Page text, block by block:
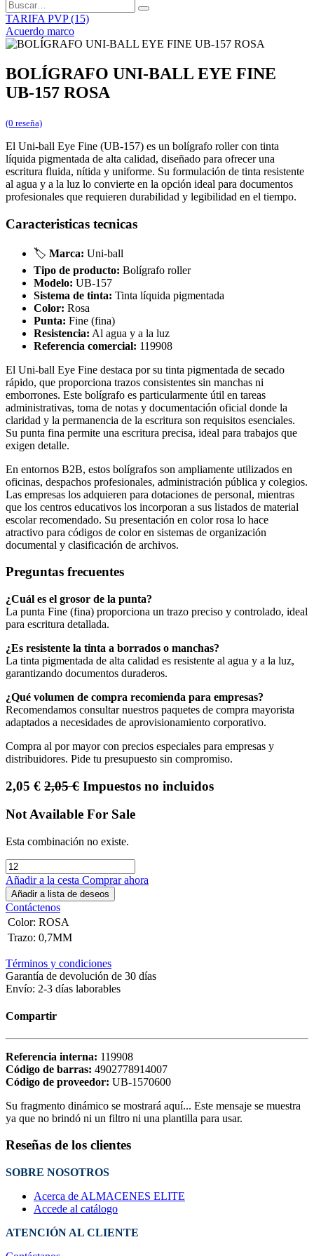
TARIFA PVP (15)
Acuerdo marco
BOLÍGRAFO UNI-BALL EYE FINE
UB-157 ROSA
(0 reseña)
El Uni-ball Eye Fine (UB-157) es un bolígrafo roller con tinta
líquida pigmentada de alta calidad, diseñado para ofrecer una
escritura fluida, nítida y uniforme. Su formulación de tinta resistente
al agua y a la luz lo convierte en la opción ideal para documentos
profesionales que requieren durabilidad y legibilidad en el tiempo.
Caracteristicas tecnicas
🏷️ Marca: Uni-ball
Tipo de producto: Bolígrafo roller
Modelo: UB-157
Sistema de tinta: Tinta líquida pigmentada
Color: Rosa
Punta: Fine (fina)
Resistencia: Al agua y a la luz
Referencia comercial: 119908
El Uni-ball Eye Fine destaca por su tinta pigmentada de secado
rápido, que proporciona trazos consistentes sin manchas ni
emborrones. Este bolígrafo es particularmente útil en tareas
administrativas, toma de notas y documentación oficial donde la
claridad y la permanencia de la escritura son requisitos esenciales.
Su punta fina permite una escritura precisa, ideal para trabajos que
exigen detalle.
En entornos B2B, estos bolígrafos son ampliamente utilizados en
oficinas, despachos profesionales, administración pública y colegios.
Las empresas los adquieren para dotaciones de personal, mientras
que los centros educativos los incorporan a sus listados de material
escolar recomendado. Su presentación en color rosa lo hace
atractivo para códigos de color en sistemas de organización
documental y clasificación de archivos.
Preguntas frecuentes
¿Cuál es el grosor de la punta?
La punta Fine (fina) proporciona un trazo preciso y controlado, ideal
para escritura detallada.
¿Es resistente la tinta a borrados o manchas?
La tinta pigmentada de alta calidad es resistente al agua y a la luz,
garantizando documentos duraderos.
¿Qué volumen de compra recomienda para empresas?
Recomendamos consultar nuestros paquetes de compra mayorista
adaptados a necesidades de aprovisionamiento corporativo.
Compra al por mayor con precios especiales para empresas y
distribuidores. Pide tu presupuesto sin compromiso.
2,05 € 2,05€ Impuestos no incluidos
Not Available For Sale
Esta combinación no existe.
Añadir a la cesta Comprar ahora
Añadir a lista de deseos
Contáctenos
Color: ROSA
Trazo: 0,7MM
Términos y condiciones
Garantía de devolución de 30 días
Envío: 2-3 días laborables
Compartir
Referencia interna: 119908
Código de barras: 4902778914007
Código de proveedor: UB-1570600
Su fragmento dinámico se mostrará aquí... Este mensaje se muestra
ya que no brindó ni un filtro ni una plantilla para usar.
Reseñas de los clientes
SOBRE NOSOTROS
Acerca de ALMACENES ELITE
Accede al catálogo
ATENCIÓN AL CLIENTE